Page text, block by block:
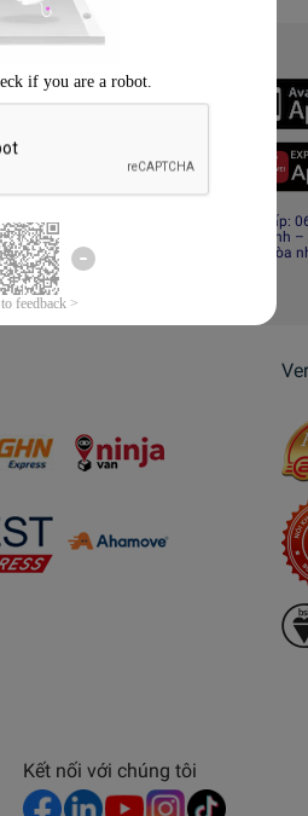
Always Better
Tải App Lazada
Giấy CNĐKDN: 0308808576 – Ngày cấp:
Cơ quan cấp: Phòng Đăng ký kinh doanh –
Địa chỉ đăng ký kinh doanh: Tầng 19, Tòa
Minh, Việt Nam
Kết nối với chúng tôi